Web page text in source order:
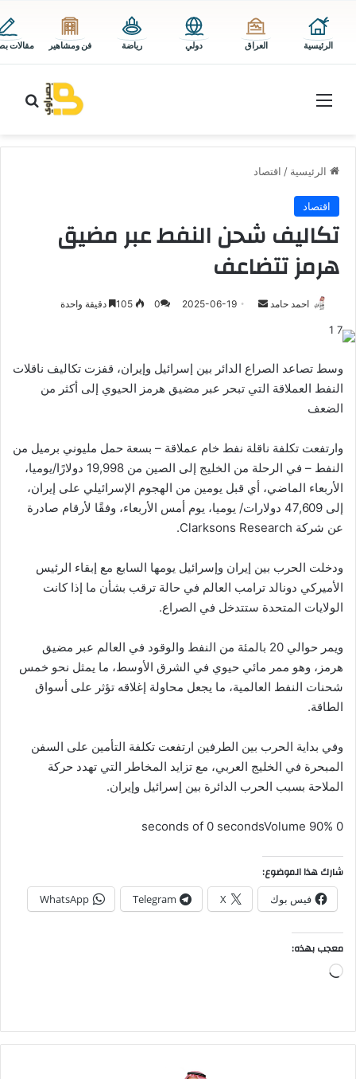
الرئيسية العراق دولي رياضة فن ومشاهير مقالات
القائمة
الرئيسية / اقتصاد
اقتصاد
تكاليف شحن النفط عبر مضيق
هرمز تتضاعف
احمد حامد
أرسل 2025-06-19
0 دقيقة واحدة
وسط تصاعد الصراع الدائر بين إسرائيل وإيران، قفزت تكاليف ناقلات
النفط العملاقة التي تبحر عبر مضيق هرمز الحيوي إلى أكثر من
الضعف
وارتفعت تكلفة ناقلة نفط خام عملاقة – بسعة حمل مليوني برميل من
النفط – في الرحلة من الخليج إلى الصين من 19,998 دولارًا/يوميا،
الأربعاء الماضي، أي قبل يومين من الهجوم الإسرائيلي على إيران،
إلى 47,609 دولارات/ يوميا، يوم أمس الأربعاء، وفقًا لأرقام صادرة
عن شركة Clarksons Research.
ودخلت الحرب بين إيران وإسرائيل يومها السابع مع إبقاء الرئيس
الأميركي دونالد ترامب العالم في حالة ترقب بشأن ما إذا كانت
الولايات المتحدة ستتدخل في الصراع.
ويمر حوالي 20 بالمئة من النفط والوقود في العالم عبر مضيق
هرمز، وهو ممر مائي حيوي في الشرق الأوسط، ما يمثل نحو خمس
شحنات النفط العالمية، ما يجعل محاولة إغلاقه تؤثر على أسواق
الطاقة.
وفي بداية الحرب بين الطرفين ارتفعت تكلفة التأمين على السفن
المبحرة في الخليج العربي، مع تزايد المخاطر التي تهدد حركة
الملاحة بسبب الحرب الدائرة بين إسرائيل وإيران.
0 seconds of 0 seconds
Volume 90%
شارك هذا الموضوع:
فيس بوك X
Telegram
WhatsApp
معجب بهذه:
جاري